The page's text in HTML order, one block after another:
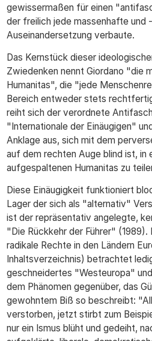
gewissermaßen für einen
der freilich jede massenhafte und
Auseinandersetzung verbaute.
Das Kernstück dieser
Zwiedenken nennt Giordano "die
Humanitas", die "jede
Bereich entweder stets
reiht sich der verordnete
"Internationale der Einäugigen"
Anklage aus, sich mit dem
auf dem rechten Auge blind ist, in
aufgespaltenen Humanitas zu
Diese Einäugigkeit funktioniert
Lager der sich als "alternativ"
ist der repräsentativ angelegte,
"Die Rückkehr der Führer"
radikale Rechte in den Ländern
Inhaltsverzeichnis) betrachtet
geschneidertes "Westeuropa"
dem Phänomen gegenüber, das
gewohntem Biß so beschreibt:
verstorben, jetzt stirbt zum
nur ein Ismus blüht und gedeiht,